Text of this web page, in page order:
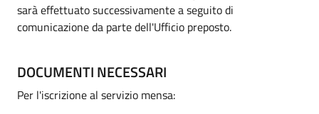
sarà effettuato successivamente a seguito di
comunicazione da parte dell'Ufficio preposto.
DOCUMENTI NECESSARI
Per l'iscrizione al servizio mensa: